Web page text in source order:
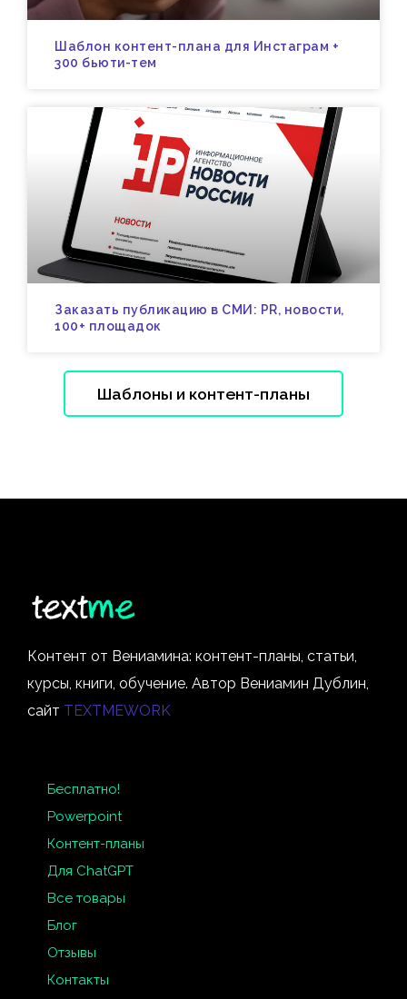
Шаблон контент-плана для Инстаграм +
300 бьюти-тем
Заказать публикацию в СМИ: PR, новости,
100+ площадок
Шаблоны и контент-планы
Контент от Вениамина: контент-планы, статьи,
курсы, книги, обучение. Автор Вениамин Дублин,
сайт TEXTMEWORK
Бесплатно!
Powerpoint
Контент-планы
Для ChatGPT
Все товары
Блог
Отзывы
Контакты